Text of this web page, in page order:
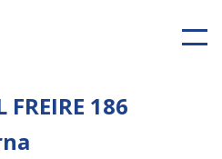
FREIRE 186